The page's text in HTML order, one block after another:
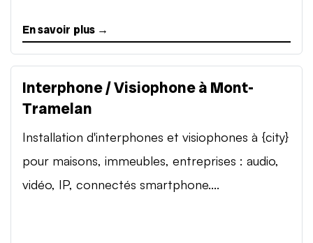
En savoir plus →
Interphone / Visiophone à Mont-
Tramelan
Installation d'interphones et visiophones à {city}
pour maisons, immeubles, entreprises : audio,
vidéo, IP, connectés smartphone....